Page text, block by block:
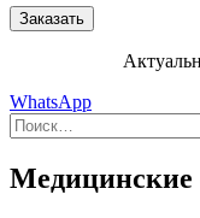
WhatsApp
Искать:
Медицинские